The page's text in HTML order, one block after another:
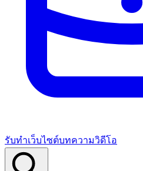
รับทำเว็บไซต์บทความวิดีโอ